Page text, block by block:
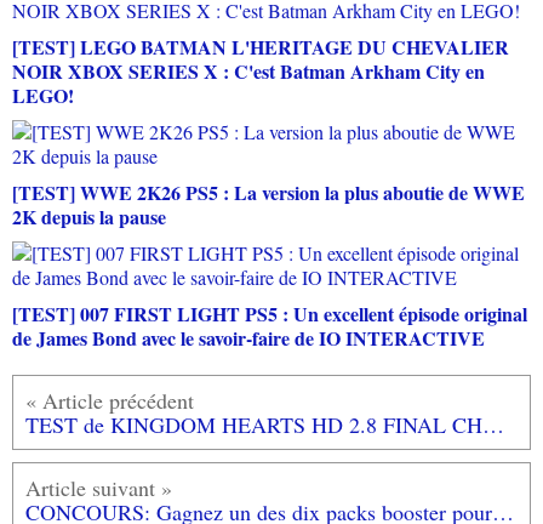
[TEST] LEGO BATMAN L'HERITAGE DU CHEVALIER
NOIR XBOX SERIES X : C'est Batman Arkham City en
LEGO!
[TEST] WWE 2K26 PS5 : La version la plus aboutie de WWE
2K depuis la pause
[TEST] 007 FIRST LIGHT PS5 : Un excellent épisode original
de James Bond avec le savoir-faire de IO INTERACTIVE
TEST de KINGDOM HEARTS HD 2.8 FINAL CHAPTER PROLOGUE (sur PS4): un bon prologue pour nous faire patienter...
CONCOURS: Gagnez un des dix packs booster pour #Faeria #PC et #Ipad!